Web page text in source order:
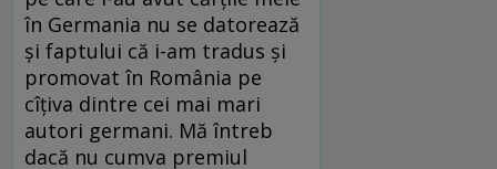
în Germania nu se datorează
şi faptului că i-am tradus şi
promovat în România pe
cîţiva dintre cei mai mari
autori germani. Mă întreb
dacă nu cumva premiul